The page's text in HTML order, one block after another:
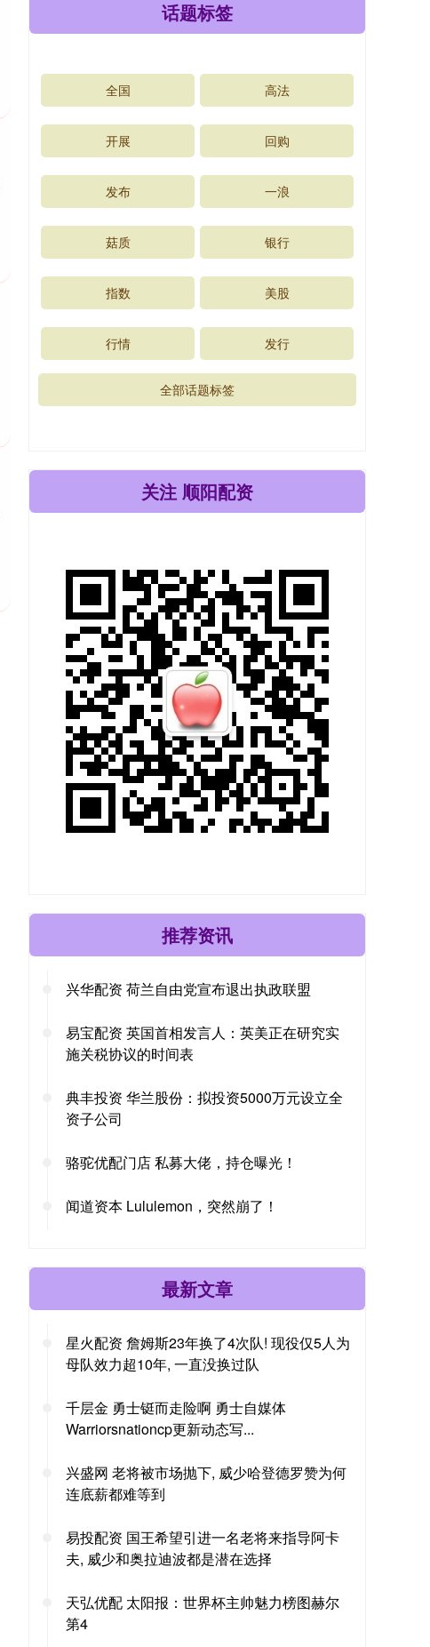
话题标签
全国 高法
开展 回购
发布 一浪
菇质 银行
指数 美股
行情 发行
全部话题标签
关注 顺阳配资
推荐资讯
兴华配资 荷兰自由党宣布退出执政联盟
易宝配资 英国首相发言人：英美正在研究实
施关税协议的时间表
典丰投资 华兰股份：拟投资5000万元设立全
资子公司
骆驼优配门店 私募大佬，持仓曝光！
闻道资本 Lululemon，突然崩了！
最新文章
星火配资 詹姆斯23年换了4次队! 现役仅5人为
母队效力超10年, 一直没换过队
千层金 勇士铤而走险啊 勇士自媒体
Warriorsnationcp更新动态写...
兴盛网 老将被市场抛下, 威少哈登德罗赞为何
连底薪都难等到
易投配资 国王希望引进一名老将来指导阿卡
夫, 威少和奥拉迪波都是潜在选择
天弘优配 太阳报：世界杯主帅魅力榜图赫尔
第4